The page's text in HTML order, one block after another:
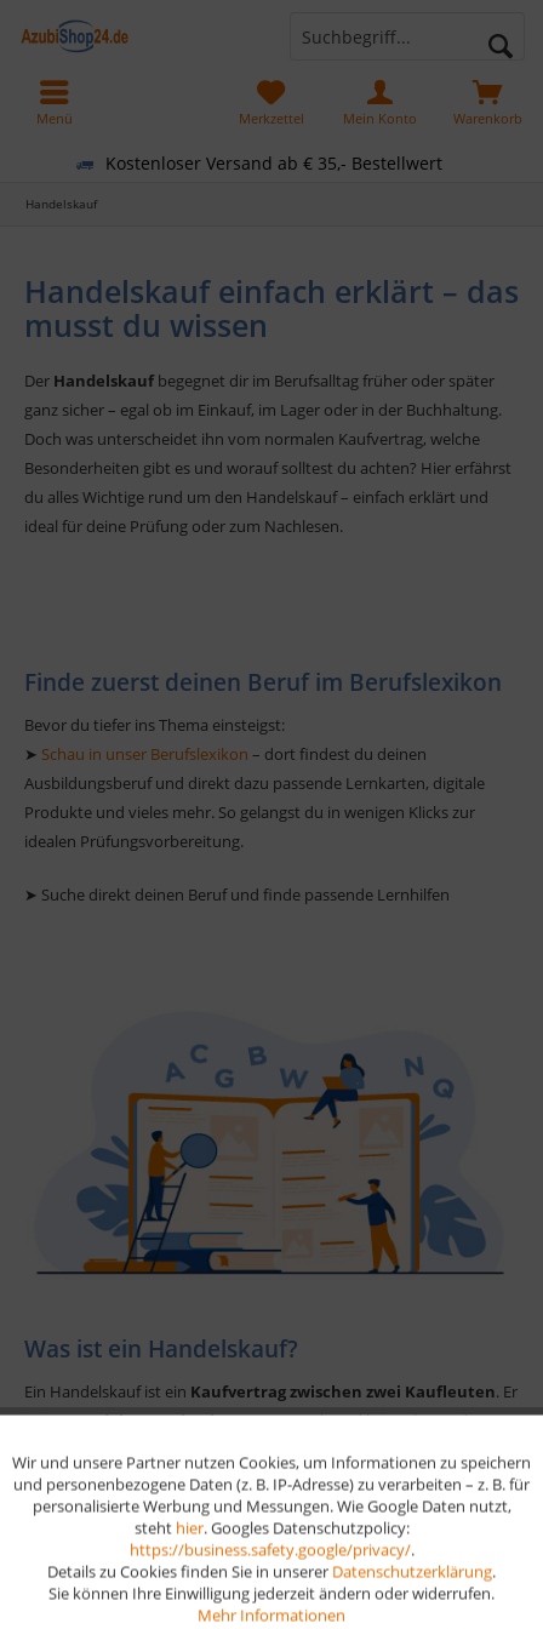
Kostenloser Versand ab € 35,- Bestellwert
Warenkorb
Merkzettel Mein Konto
Menü
Handelskauf
Handelskauf einfach erklärt – das
musst du wissen
Der Handelskaufbegegnet dir im Berufsalltag früher oder später
ganz sicher – egal ob im Einkauf, im Lager oder in der Buchhaltung.
Doch was unterscheidet ihn vom normalen Kaufvertrag, welche
Besonderheiten gibt es und worauf solltest du achten? Hier erfährst
du alles Wichtige rund um den Handelskauf – einfach erklärt und
ideal für deine Prüfung oder zum Nachlesen.
Finde zuerst deinen Beruf im Berufslexikon
Bevor du tiefer ins Thema einsteigst:
➤ Schau in unser Berufslexikon – dort findest du deinen
Ausbildungsberuf und direkt dazu passende Lernkarten, digitale
Produkte und vieles mehr. So gelangst du in wenigen Klicks zur
idealen Prüfungsvorbereitung.
➤ Suche direkt deinen Beruf und finde passende Lernhilfen
Was ist ein Handelskauf?
Ein Handelskauf ist ein Kaufvertrag zwischen zwei Kaufleuten. Er
ist imHandelsgesetzbuch (HGB)geregelt und bringt besondere
und Rügepflichtbei Mängeln. Handelskauf bedeutet also: Es gelten
andere Regeln als beim Kauf zwischen Privatpersonen.
Funktionale Aktiv
Aktiv
Wir und unsere Partner nutzen Cookies, um Informationen zu speichern
und personenbezogene Daten (z. B. IP-Adresse) zu verarbeiten – z. B. für
personalisierte Werbung und Messungen. Wie Google Daten nutzt,
steht hier. Googles Datenschutzpolicy:
https://business.safety.google/privacy/.
Details zu Cookies finden Sie in unserer Datenschutzerklärung.
Sie können Ihre Einwilligung jederzeit ändern oder widerrufen.
Mehr Informationen